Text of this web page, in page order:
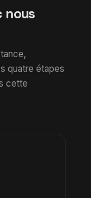
nous
quatre étapes
cette